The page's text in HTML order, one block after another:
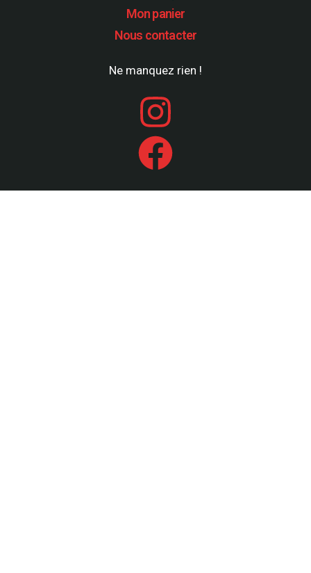
Mon panier
Nous contacter
Ne manquez rien !